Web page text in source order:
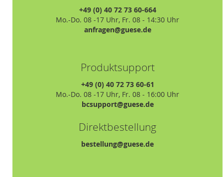
+49 (0) 40 72 73 60-664
Mo.-Do. 08 -17 Uhr, Fr. 08 - 14:30 Uhr
anfragen@guese.de
Produktsupport
+49 (0) 40 72 73 60-61
Mo.-Do. 08 -17 Uhr, Fr. 08 - 16:00 Uhr
bcsupport@guese.de
Direktbestellung
bestellung@guese.de